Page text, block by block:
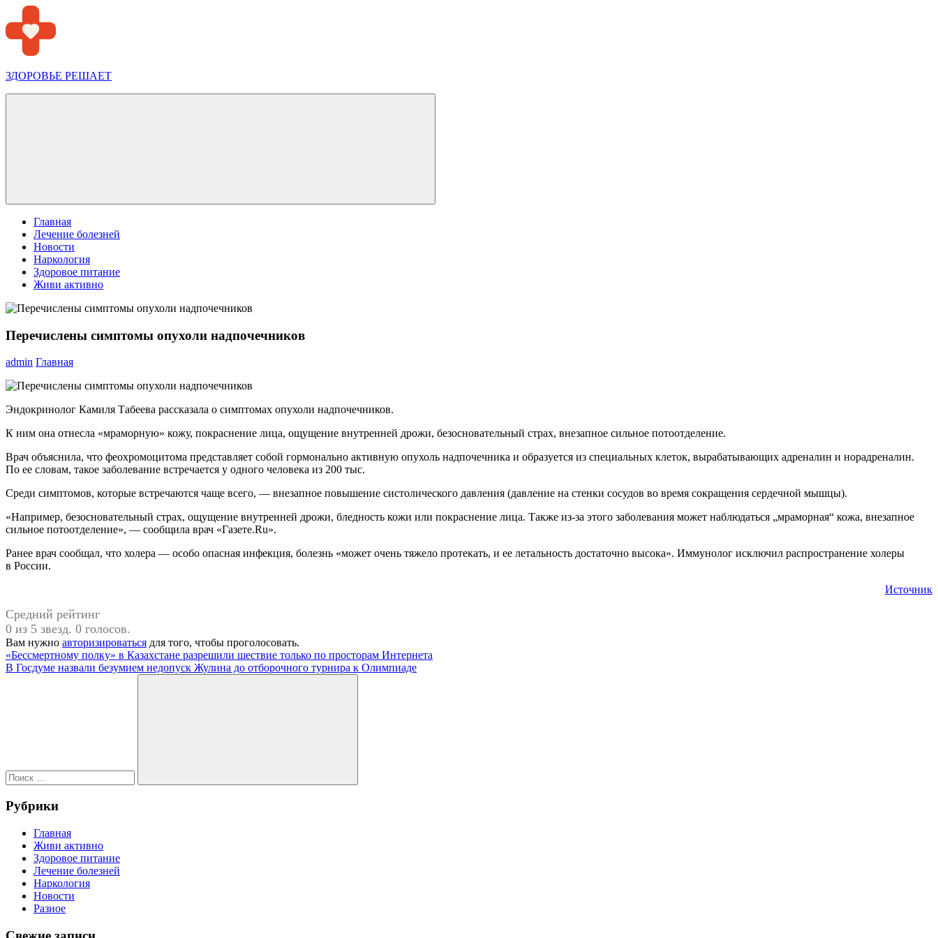
Перейти
к
содержимому
ЗДОРОВЬЕ РЕШАЕТ
Меню
Главная
Лечение болезней
Новости
Наркология
Здоровое питание
Живи активно
Перечислены симптомы опухоли надпочечников
admin Главная
Эндокринолог Камиля Табеева рассказала о симптомах опухоли надпочечников.
К ним она отнесла «мраморную» кожу, покраснение лица, ощущение внутренней дрожи, безосновательный страх, внезапное сильное потоотделение.
Врач объяснила, что феохромоцитома представляет собой гормонально активную опухоль надпочечника и образуется из специальных клеток, вырабатывающих адреналин и норадреналин.
По ее словам, такое заболевание встречается у одного человека из 200 тыс.
Среди симптомов, которые встречаются чаще всего, — внезапное повышение систолического давления (давление на стенки сосудов во время сокращения сердечной мышцы).
«Например, безосновательный страх, ощущение внутренней дрожи, бледность кожи или покраснение лица. Также из-за этого заболевания может наблюдаться „мраморная“ кожа, внезапное
сильное потоотделение», — сообщила врач «Газете.Ru».
Ранее врач сообщал, что холера — особо опасная инфекция, болезнь «может очень тяжело протекать, и ее летальность достаточно высока». Иммунолог исключил распространение холеры
в России.
Источник
Средний рейтинг
0 из 5 звезд. 0 голосов.
Вам нужно авторизироваться для того, чтобы проголосовать.
#Надпочечники
Навигация
по
Предыдущая
запись:
«Бессмертному полку» в Казахстане разрешили шествие только по просторам Интернета
Следующая
В Госдуме назвали безумием недопуск Жулина до отборочного турнира к Олимпиаде
Поиск
Рубрики
Главная
Живи активно
Здоровое питание
Лечение болезней
Наркология
Новости
Разное